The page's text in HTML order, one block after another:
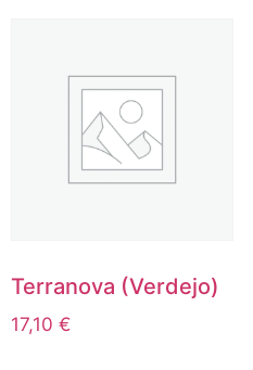
Terranova (Verdejo)
17,10 €